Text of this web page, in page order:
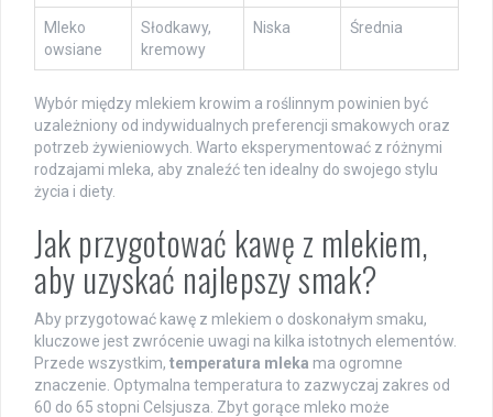
Mleko
owsiane
Słodkawy,
kremowy
Niska Średnia
Wybór między mlekiem krowim a roślinnym powinien być
uzależniony od indywidualnych preferencji smakowych oraz
potrzeb żywieniowych. Warto eksperymentować z różnymi
rodzajami mleka, aby znaleźć ten idealny do swojego stylu
życia i diety.
Jak przygotować kawę z mlekiem,
aby uzyskać najlepszy smak?
Aby przygotować kawę z mlekiem o doskonałym smaku,
kluczowe jest zwrócenie uwagi na kilka istotnych elementów.
Przede wszystkim, temperatura mleka ma ogromne
znaczenie. Optymalna temperatura to zazwyczaj zakres od
60 do 65 stopni Celsjusza. Zbyt gorące mleko może